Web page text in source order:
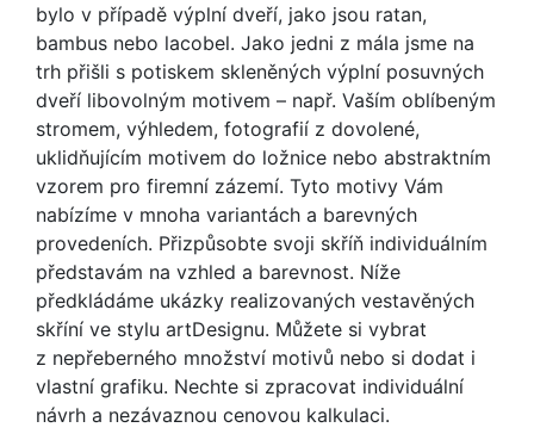
bylo v případě výplní dveří, jako jsou ratan,
bambus nebo lacobel. Jako jedni z mála jsme na
trh přišli s potiskem skleněných výplní posuvných
dveří libovolným motivem – např. Vaším oblíbeným
stromem, výhledem, fotografií z dovolené,
uklidňujícím motivem do ložnice nebo abstraktním
vzorem pro firemní zázemí. Tyto motivy Vám
nabízíme v mnoha variantách a barevných
provedeních. Přizpůsobte svoji skříň individuálním
představám na vzhled a barevnost. Níže
předkládáme ukázky realizovaných vestavěných
skříní ve stylu artDesignu. Můžete si vybrat
z nepřeberného množství motivů nebo si dodat i
vlastní grafiku. Nechte si zpracovat individuální
návrh a nezávaznou cenovou kalkulaci.